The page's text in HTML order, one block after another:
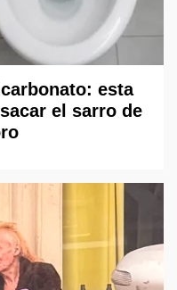
esta
el sarro de